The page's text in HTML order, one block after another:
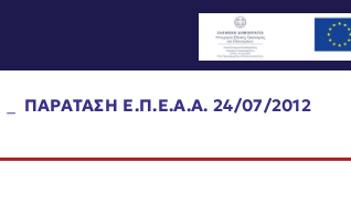
ΠΑΡΑΤΑΣΗ Ε.Π.Ε.Α.Α. 24/07/2012